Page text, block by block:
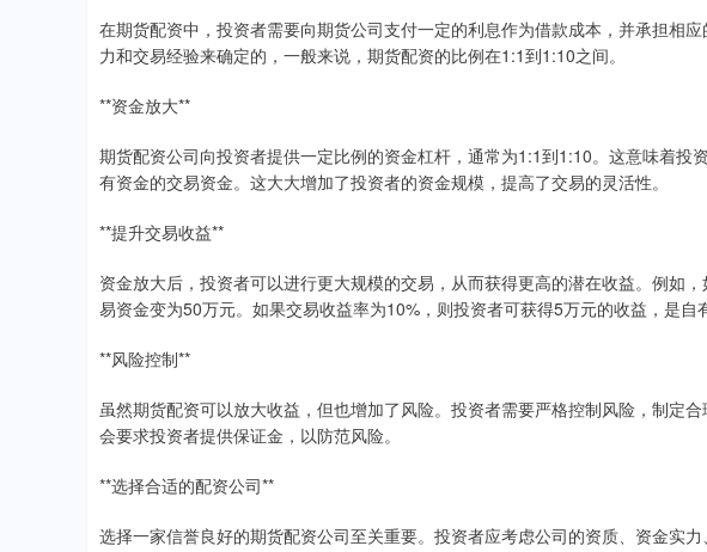
在期货配资中，投资者需要向期货公司支付一定的利息作为借款成本，并承担相
力和交易经验来确定的，一般来说，期货配资的比例在1:1到1:10之间。
**资金放大**
期货配资公司向投资者提供一定比例的资金杠杆，通常为1:1到1:10。这意味着投
有资金的交易资金。这大大增加了投资者的资金规模，提高了交易的灵活性。
**提升交易收益**
资金放大后，投资者可以进行更大规模的交易，从而获得更高的潜在收益。例如
易资金变为50万元。如果交易收益率为10%，则投资者可获得5万元的收益，是自
**风险控制**
虽然期货配资可以放大收益，但也增加了风险。投资者需要严格控制风险，制定
会要求投资者提供保证金，以防范风险。
**选择合适的配资公司**
选择一家信誉良好的期货配资公司至关重要。投资者应考虑公司的资质、资金实